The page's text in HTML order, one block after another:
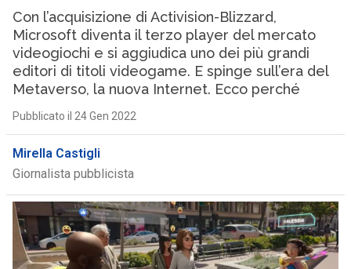
Con l’acquisizione di Activision-Blizzard,
Microsoft diventa il terzo player del mercato
videogiochi e si aggiudica uno dei più grandi
editori di titoli videogame. E spinge sull’era del
Metaverso, la nuova Internet. Ecco perché
Pubblicato il 24 Gen 2022
Mirella Castigli
Giornalista pubblicista